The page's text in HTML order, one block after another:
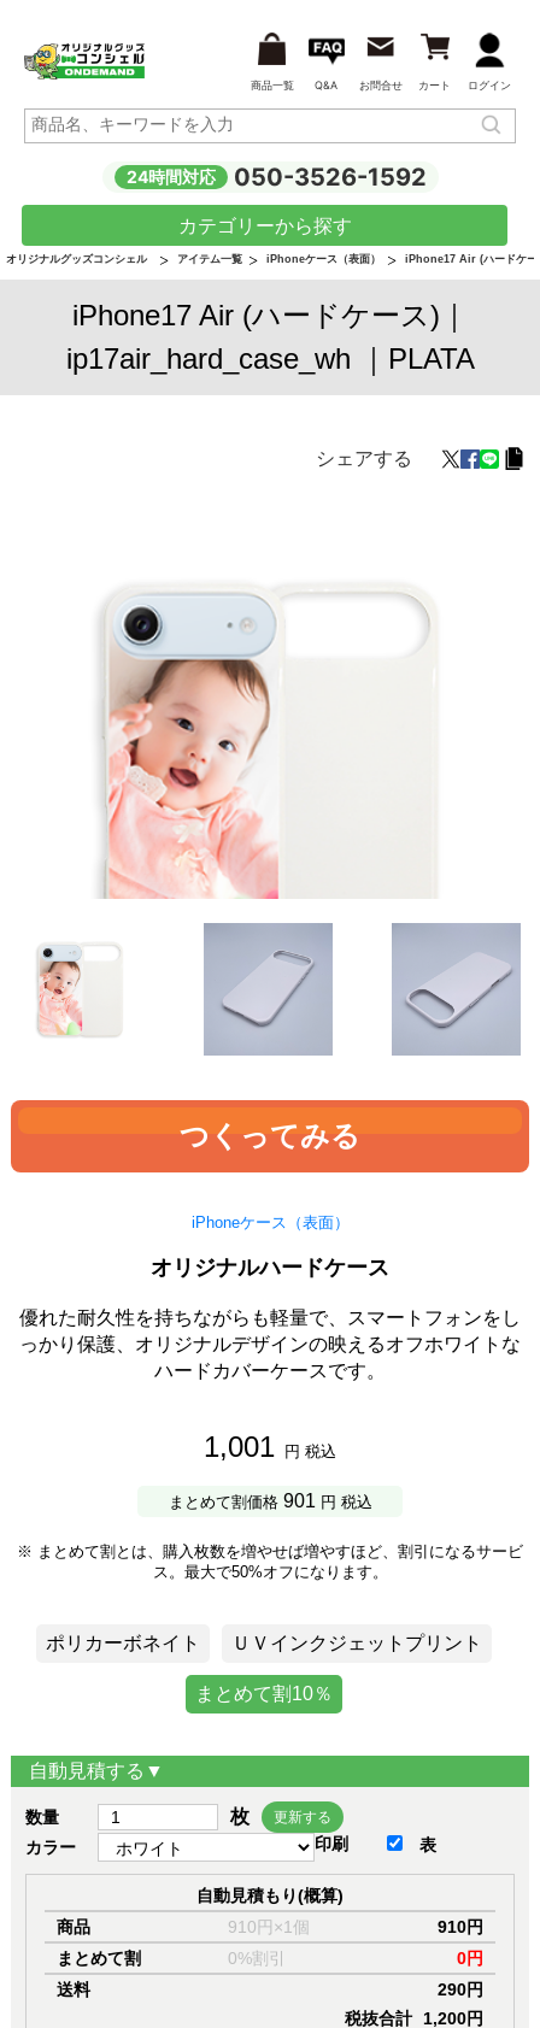
商品一覧 Q&A お問合せ カート ログイン
24時間対応 050-3526-1592
カテゴリーから探す
オリジナルグッズコンシェル アイテム一覧 iPhoneケース（表面） iPhone17 Air (ハードケー
iPhone17 Air (ハードケース)｜
ip17air_hard_case_wh ｜PLATA
シェアする
つくってみる
iPhoneケース（表面）
オリジナルハードケース
優れた耐久性を持ちながらも軽量で、スマートフォンをし
っかり保護、オリジナルデザインの映えるオフホワイトな
ハードカバーケースです。
1,001 円 税込
まとめて割価格 901円 税込
※ まとめて割とは、購入枚数を増やせば増やすほど、割引になるサービ
ス。最大で50%オフになります。
ポリカーボネイト ＵＶインクジェットプリント
まとめて割10％
自動見積する▼
数量 枚 更新する
カラー 印刷 表
自動見積もり(概算)
商品
910円×1個
910円
まとめて割
0%割引
0円
送料
290円
税抜合計 1,200円